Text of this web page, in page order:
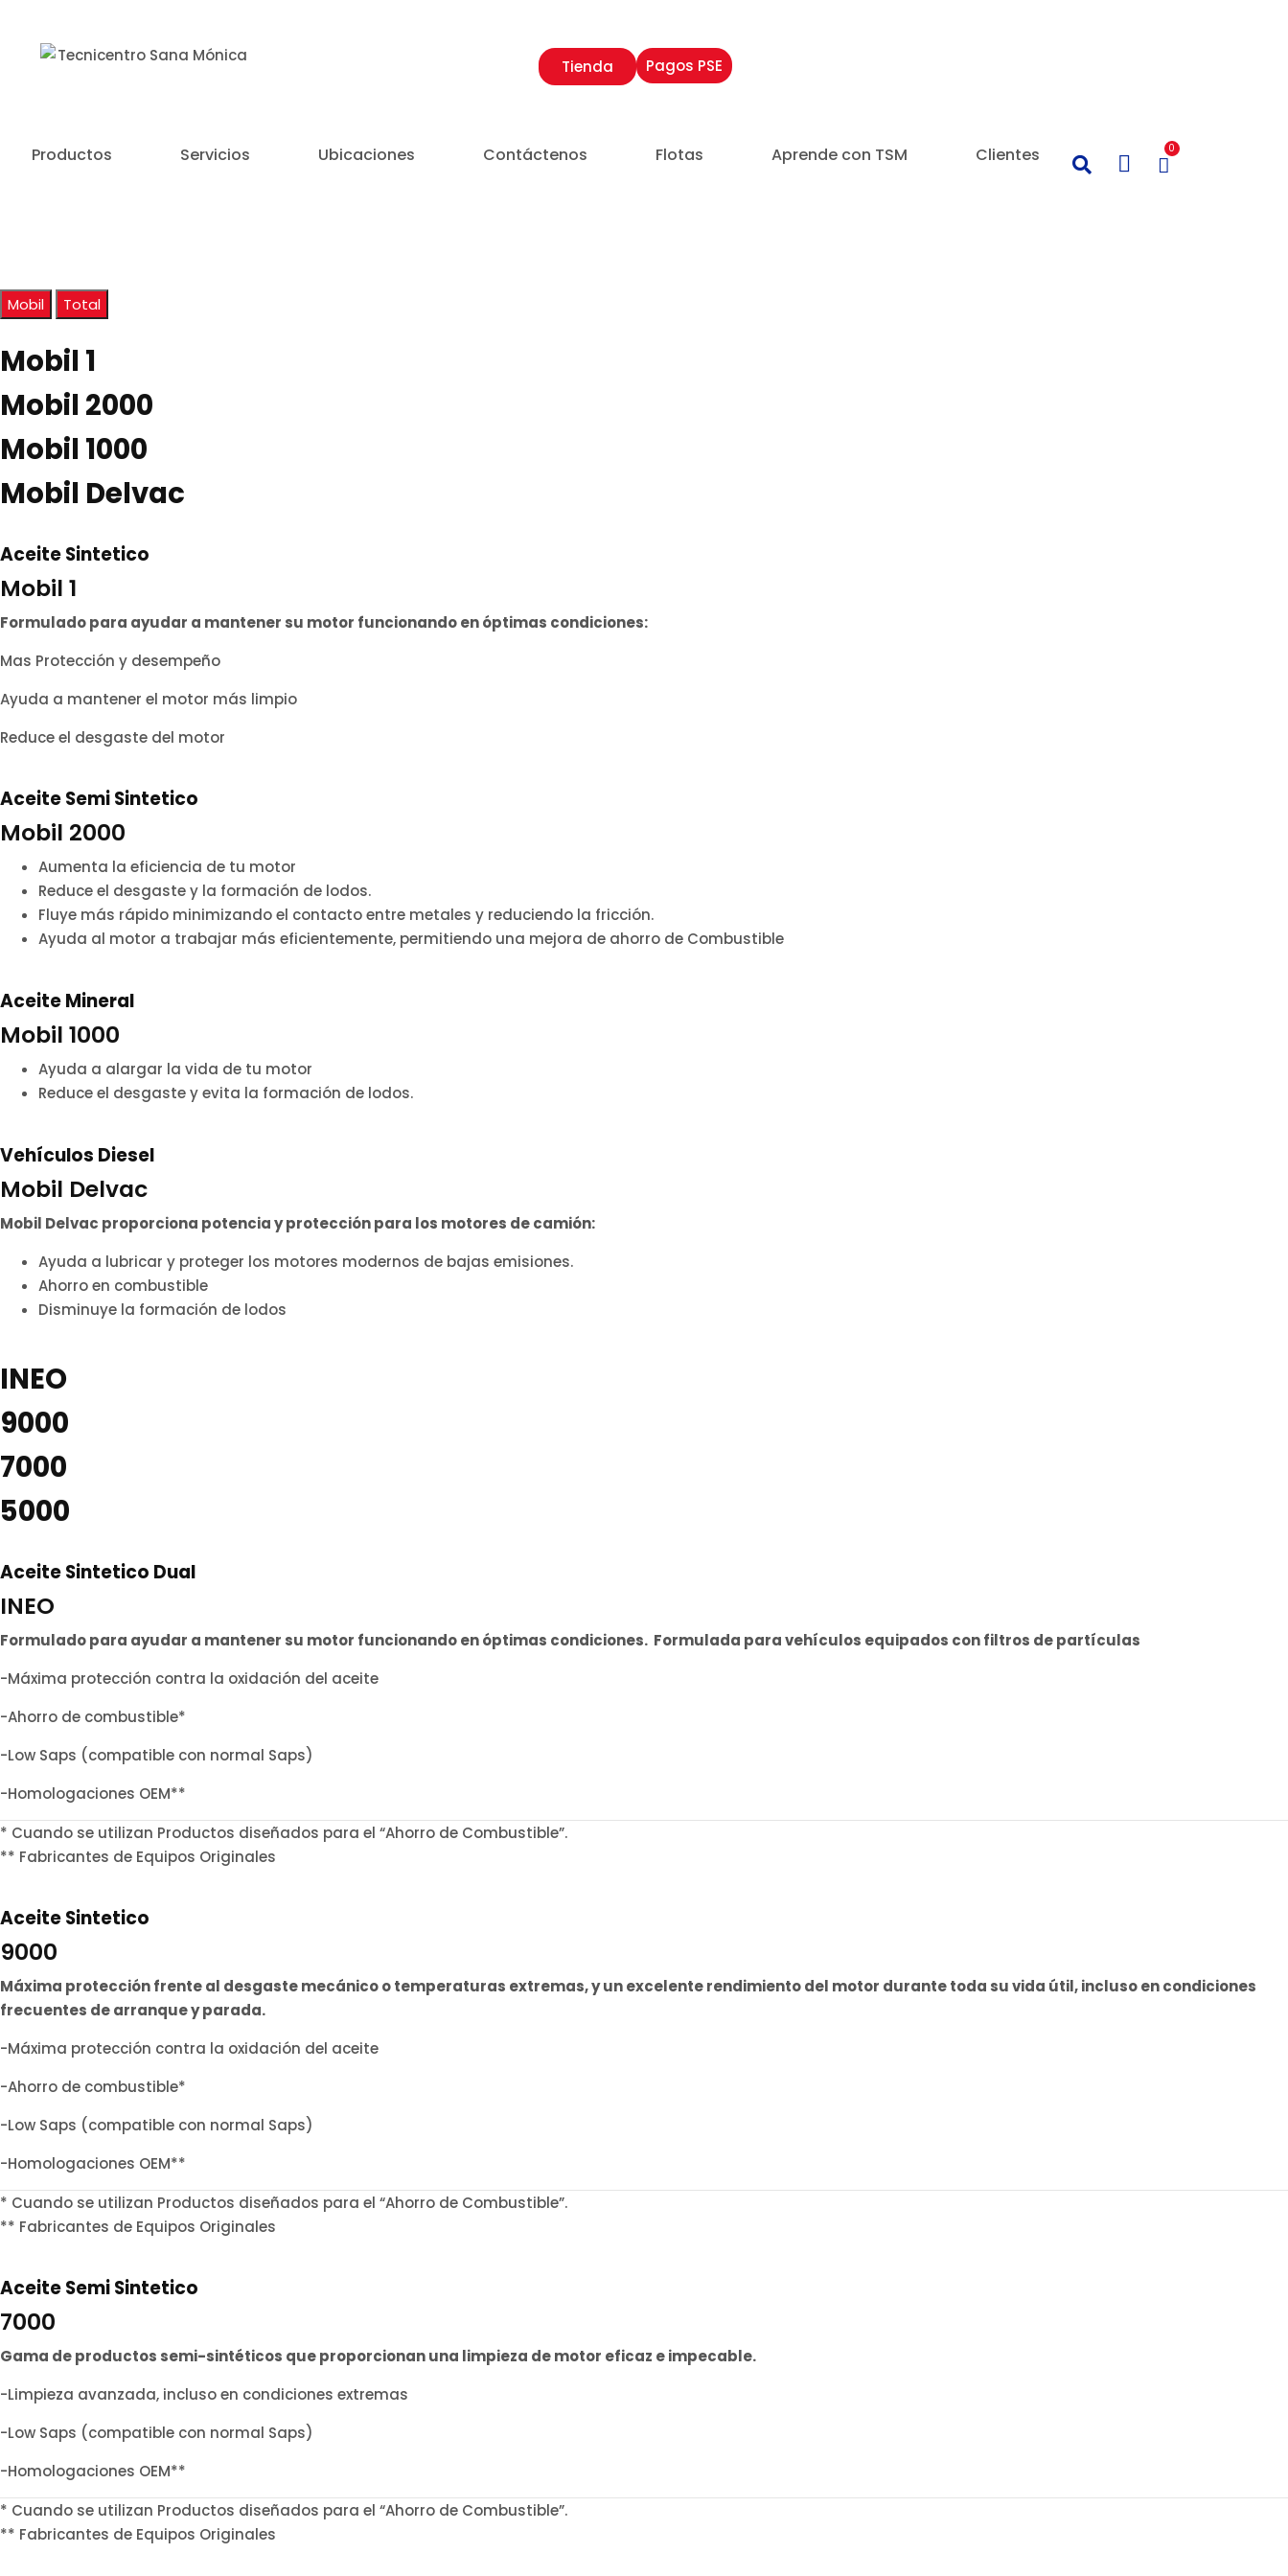
Tienda Pagos PSE
Productos Servicios Ubicaciones Contáctenos Flotas Aprende con TSM Clientes 0
Mobil Total
Mobil 1
Mobil 2000
Mobil 1000
Mobil Delvac
Aceite Sintetico
Mobil 1
Formulado para ayudar a mantener su motor funcionando en óptimas condiciones:
Mas Protección y desempeño
Ayuda a mantener el motor más limpio
Reduce el desgaste del motor
Aceite Semi Sintetico
Mobil 2000
Aumenta la eficiencia de tu motor
Reduce el desgaste y la formación de lodos.
Fluye más rápido minimizando el contacto entre metales y reduciendo la fricción.
Ayuda al motor a trabajar más eficientemente, permitiendo una mejora de ahorro de Combustible
Aceite Mineral
Mobil 1000
Ayuda a alargar la vida de tu motor
Reduce el desgaste y evita la formación de lodos.
Vehículos Diesel
Mobil Delvac
Mobil Delvac proporciona potencia y protección para los motores de camión:
Ayuda a lubricar y proteger los motores modernos de bajas emisiones.
Ahorro en combustible
Disminuye la formación de lodos
INEO
9000
7000
5000
Aceite Sintetico Dual
INEO
Formulado para ayudar a mantener su motor funcionando en óptimas condiciones. Formulada para vehículos equipados con filtros de partículas
-Máxima protección contra la oxidación del aceite
-Ahorro de combustible*
-Low Saps (compatible con normal Saps)
-Homologaciones OEM**
* Cuando se utilizan Productos diseñados para el “Ahorro de Combustible”.
** Fabricantes de Equipos Originales
Aceite Sintetico
9000
Máxima protección frente al desgaste mecánico o temperaturas extremas, y un excelente rendimiento del motor durante toda su vida útil, incluso en condiciones
frecuentes de arranque y parada.
-Máxima protección contra la oxidación del aceite
-Ahorro de combustible*
-Low Saps (compatible con normal Saps)
-Homologaciones OEM**
* Cuando se utilizan Productos diseñados para el “Ahorro de Combustible”.
** Fabricantes de Equipos Originales
Aceite Semi Sintetico
7000
Gama de productos semi-sintéticos que proporcionan una limpieza de motor eficaz e impecable.
-Limpieza avanzada, incluso en condiciones extremas
-Low Saps (compatible con normal Saps)
-Homologaciones OEM**
* Cuando se utilizan Productos diseñados para el “Ahorro de Combustible”.
** Fabricantes de Equipos Originales